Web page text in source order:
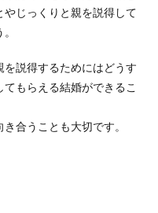
じっくりと親を説得して
説得するためにはどうす
もらえる結婚ができるこ
合うことも大切です。